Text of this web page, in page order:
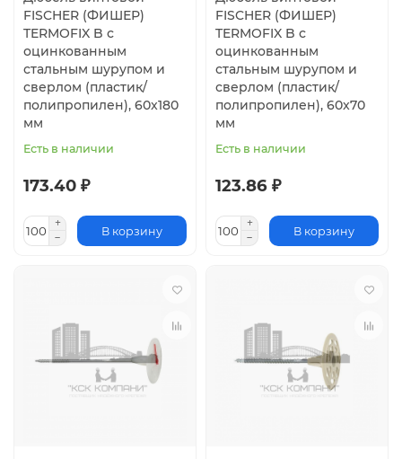
FISCHER (ФИШЕР)
TERMOFIX B с
оцинкованным
стальным шурупом и
сверлом (пластик/
полипропилен), 60x180
мм
Есть в наличии
173.40 ₽
В корзину
FISCHER (ФИШЕР)
TERMOFIX B с
оцинкованным
стальным шурупом и
сверлом (пластик/
полипропилен), 60x70
мм
Есть в наличии
123.86 ₽
В корзину